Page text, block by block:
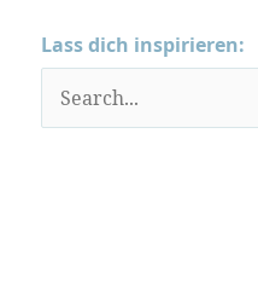
Lass dich inspirieren:
u